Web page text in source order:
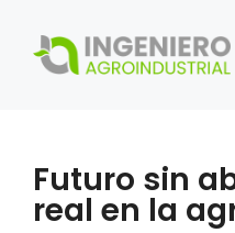
contenido
Futuro sin
real en la